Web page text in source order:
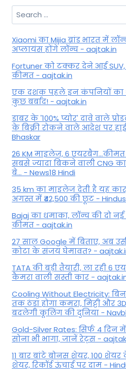
Search
for:
Xiaomi का Mijia ब्रांड भारत में
अप्लायंस होंगे लॉन्च - aajtak.in
Fortuner को टक्कर देने आई
कीमत - aajtak.in
एक दशक पहले इन कंपनियों का
कुछ बर्बाद! - aajtak.in
डाबर के '100% प्योर' दावे वाले
के बिक्री रोकने वाले आदेश पर
Bhaskar
26 KM माइलेज, 6 एयरबैग...कीमत
सबसे ज्यादा बिकने वाली CNG
बे... - News18 Hindi
35 km का माइलेज देती है यह
अगस्त में ₹42,500 की छूट -
Bajaj का धमाका, लॉन्च की दो
कीमत - aajtak.in
27 साल Google में बिताए, अब
कोटा के संजय घेमावत? -
TATA की बड़ी तैयारी, ला रही 6
कैमरा वाली सस्ती कार -
Cooling Without Electricity:
तक ठंडा होगा कमरा, मिट्टी और
बदलेगी कूलिंग की दुनिया -
Gold-Silver Rates: सिर्फ 4 दिन में
सोना भी भागा, जानें रेट्स -
11 बार बांटे बोनस शेयर, 100
शेयर, रिकॉर्ड ऊंचाई पर दाम -